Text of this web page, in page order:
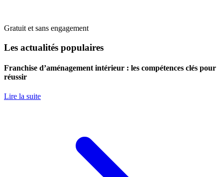
Gratuit et sans engagement
Les actualités populaires
Franchise d’aménagement intérieur : les compétences clés pour
réussir
Lire la suite